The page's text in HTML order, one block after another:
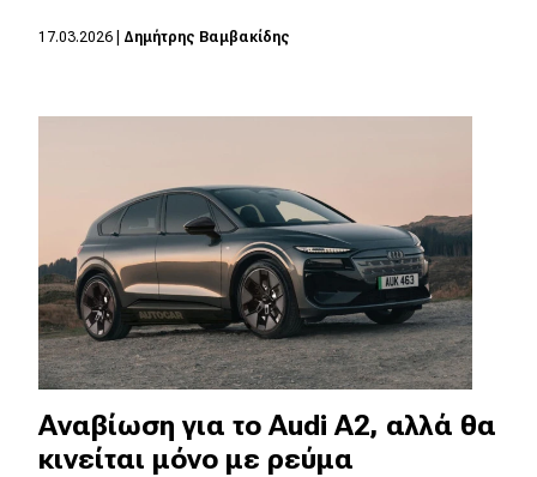
Τεχνολογία
Test Drive
Δοκιμή
Αποστολή
Συγκρίνουμε
17.03.2026 Δημήτρης Βαμβακίδης
Αναβίωση για το Audi A2, αλλά θα
κινείται μόνο με ρεύμα